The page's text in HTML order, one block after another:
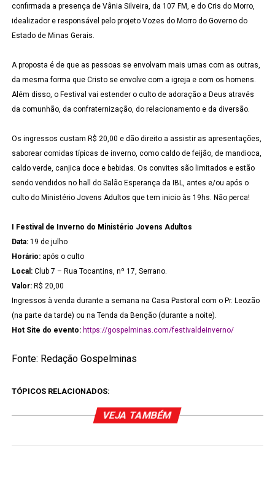
confirmada a presença de Vânia Silveira, da 107 FM, e do Cris do Morro,
idealizador e responsável pelo projeto Vozes do Morro do Governo do
Estado de Minas Gerais.
A proposta é de que as pessoas se envolvam mais umas com as outras,
da mesma forma que Cristo se envolve com a igreja e com os homens.
Além disso, o Festival vai estender o culto de adoração a Deus através
da comunhão, da confraternização, do relacionamento e da diversão.
Os ingressos custam R$ 20,00 e dão direito a assistir as apresentações,
saborear comidas típicas de inverno, como caldo de feijão, de mandioca,
caldo verde, canjica doce e bebidas. Os convites são limitados e estão
sendo vendidos no hall do Salão Esperança da IBL, antes e/ou após o
culto do Ministério Jovens Adultos que tem inicio às 19hs. Não perca!
I Festival de Inverno do Ministério Jovens Adultos
Data:19 de julho
Horário:após o culto
Local:Club 7 – Rua Tocantins, nº 17, Serrano.
Valor:R$ 20,00
Ingressos à venda durante a semana na Casa Pastoral com o Pr. Leozão
(na parte da tarde) ou na Tenda da Benção (durante a noite).
Hot Site do evento: https://gospelminas.com/festivaldeinverno/
Fonte: Redação Gospelminas
TÓPICOS RELACIONADOS:
VEJA TAMBÉM